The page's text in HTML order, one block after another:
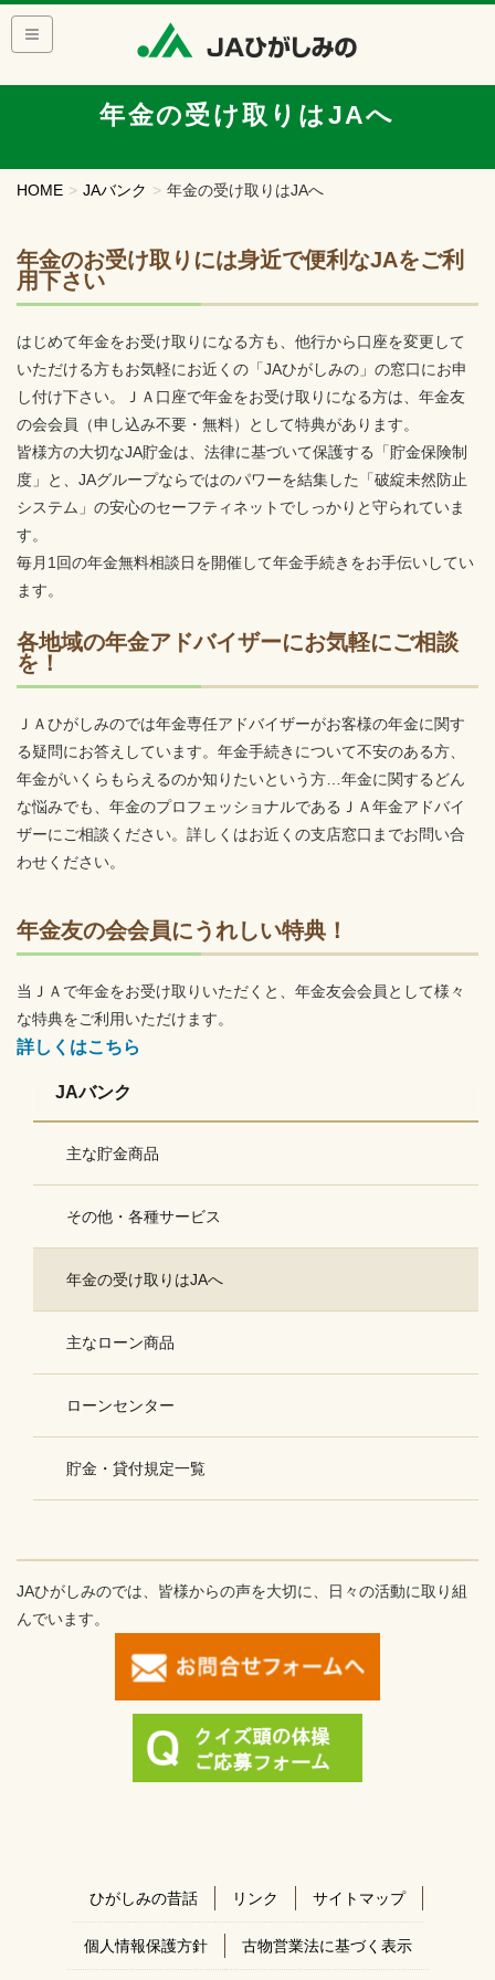
年金の受け取りはJAへ
HOME JAバンク 年金の受け取りはJAへ
年金のお受け取りには身近で便利なJAをご利
用下さい
はじめて年金をお受け取りになる方も、他行から口座を変更して
いただける方もお気軽にお近くの「JAひがしみの」の窓口にお申
し付け下さい。ＪＡ口座で年金をお受け取りになる方は、年金友
の会会員（申し込み不要・無料）として特典があります。
皆様方の大切なJA貯金は、法律に基づいて保護する「貯金保険制
度」と、JAグループならではのパワーを結集した「破綻未然防止
システム」の安心のセーフティネットでしっかりと守られていま
す。
毎月1回の年金無料相談日を開催して年金手続きをお手伝いしてい
ます。
各地域の年金アドバイザーにお気軽にご相談
を！
ＪＡひがしみのでは年金専任アドバイザーがお客様の年金に関す
る疑問にお答えしています。年金手続きについて不安のある方、
年金がいくらもらえるのか知りたいという方…年金に関するどん
な悩みでも、年金のプロフェッショナルであるＪＡ年金アドバイ
ザーにご相談ください。詳しくはお近くの支店窓口までお問い合
わせください。
年金友の会会員にうれしい特典！
当ＪＡで年金をお受け取りいただくと、年金友会会員として様々
な特典をご利用いただけます。
詳しくはこちら
JAバンク
主な貯金商品
その他・各種サービス
年金の受け取りはJAへ
主なローン商品
ローンセンター
貯金・貸付規定一覧
JAひがしみのでは、皆様からの声を大切に、日々の活動に取り組
んでいます。
ひがしみの昔話 リンク サイトマップ
個人情報保護方針 古物営業法に基づく表示